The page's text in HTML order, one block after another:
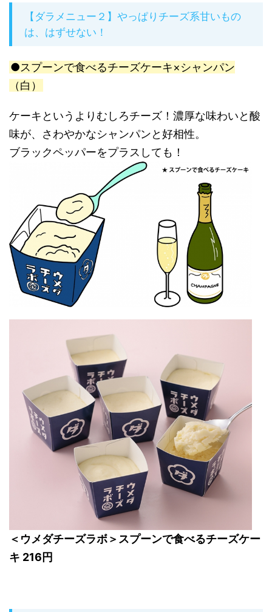
【ダラメニュー２】やっぱりチーズ系甘いもの
は、はずせない！
●スプーンで食べるチーズケーキ×シャンパン
（白）
ケーキというよりむしろチーズ！濃厚な味わいと酸
味が、さわやかなシャンパンと好相性。
ブラックペッパーをプラスしても！
＜ウメダチーズラボ＞スプーンで食べるチーズケー
キ 216円